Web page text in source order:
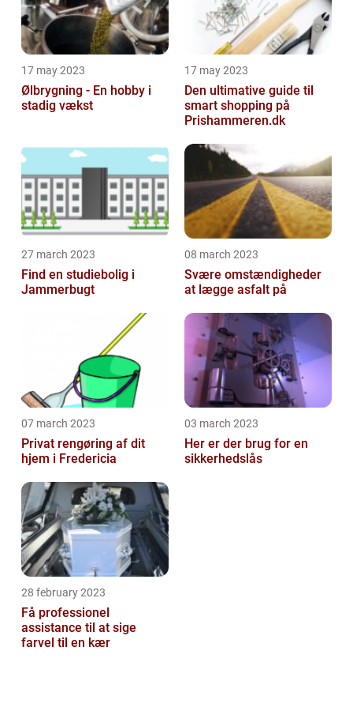
17 may 2023
Ølbrygning - En hobby i
stadig vækst
17 may 2023
Den ultimative guide til
smart shopping på
Prishammeren.dk
27 march 2023
Find en studiebolig i
Jammerbugt
08 march 2023
Svære omstændigheder
at lægge asfalt på
07 march 2023
Privat rengøring af dit
hjem i Fredericia
03 march 2023
Her er der brug for en
sikkerhedslås
28 february 2023
Få professionel
assistance til at sige
farvel til en kær